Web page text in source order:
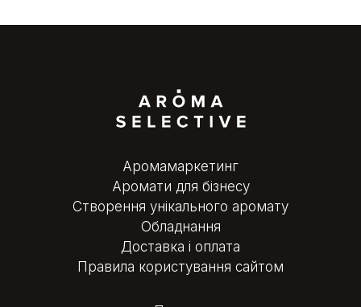
Аромамаркетинг
Аромати для бізнесу
Створення унікального аромату
Обладнання
Доставка і оплата
Правила користування сайтом